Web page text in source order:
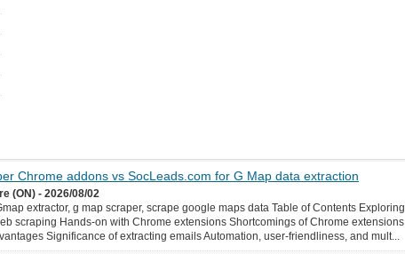
Chrome addons vs SocLeads.com for G Map data extraction
(ON) - 2026/08/02
extractor, g map scraper, scrape google maps data Table of Contents Exploring
scraping Hands-on with Chrome extensions Shortcomings of Chrome extensions
Significance of extracting emails Automation, user-friendliness, and mult...